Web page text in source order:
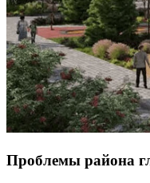
Проблемы района